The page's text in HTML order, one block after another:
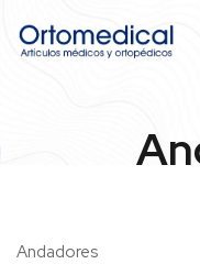
Andadores